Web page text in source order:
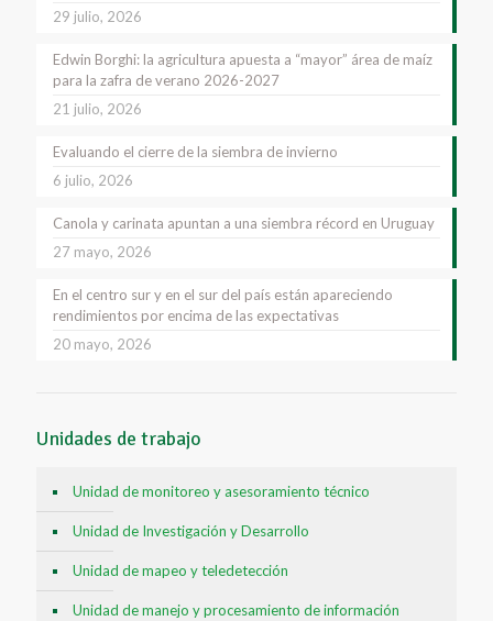
29 julio, 2026
Edwin Borghi: la agricultura apuesta a “mayor” área de maíz
para la zafra de verano 2026-2027
21 julio, 2026
Evaluando el cierre de la siembra de invierno
6 julio, 2026
Canola y carinata apuntan a una siembra récord en Uruguay
27 mayo, 2026
En el centro sur y en el sur del país están apareciendo
rendimientos por encima de las expectativas
20 mayo, 2026
Unidades de trabajo
Unidad de monitoreo y asesoramiento técnico
Unidad de Investigación y Desarrollo
Unidad de mapeo y teledetección
Unidad de manejo y procesamiento de información